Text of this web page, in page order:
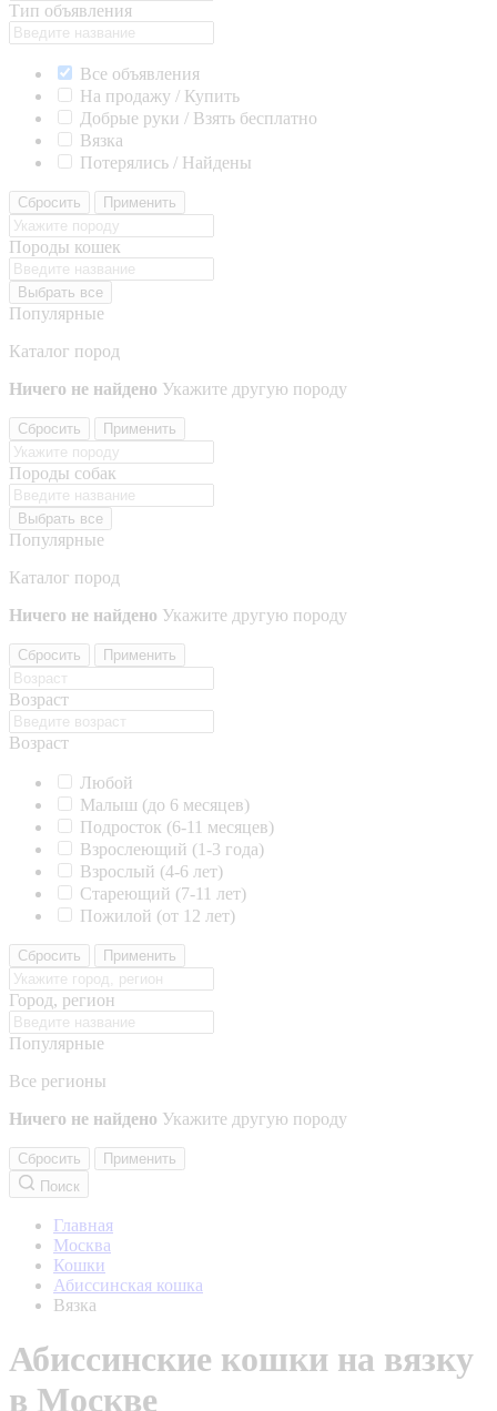
Тип объявления
Все объявления
На продажу / Купить
Добрые руки / Взять бесплатно
Вязка
Потерялись / Найдены
Сбросить Применить
Породы кошек
Выбрать все
Популярные
Каталог пород
Ничего не найдено Укажите другую породу
Сбросить Применить
Породы собак
Выбрать все
Популярные
Каталог пород
Ничего не найдено Укажите другую породу
Сбросить Применить
Возраст
Возраст
Любой
Малыш (до 6 месяцев)
Подросток (6-11 месяцев)
Взрослеющий (1-3 года)
Взрослый (4-6 лет)
Стареющий (7-11 лет)
Пожилой (от 12 лет)
Сбросить Применить
Город, регион
Популярные
Все регионы
Ничего не найдено Укажите другую породу
Сбросить
Применить
Поиск
Главная
Москва
Кошки
Абиссинская кошка
Вязка
Абиссинские кошки на вязку
в Москве